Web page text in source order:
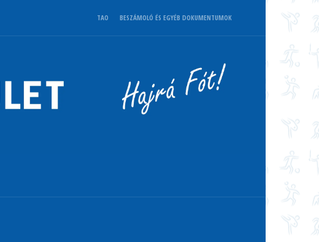
TAO BESZÁMOLÓ ÉS EGYÉB DOKUMENTUMOK